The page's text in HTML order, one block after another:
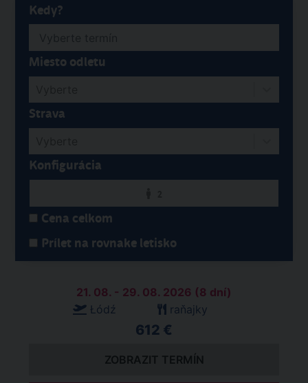
Kedy?
Miesto odletu
Strava
Konfigurácia
Cena celkom
Prílet na rovnake letisko
21. 08. - 29. 08. 2026 (8 dní)
Łódź
raňajky
612 €
ZOBRAZIT TERMÍN